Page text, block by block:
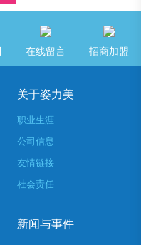
在线留言 招商加盟
关于姿力美
职业生涯
公司信息
友情链接
社会责任
新闻与事件